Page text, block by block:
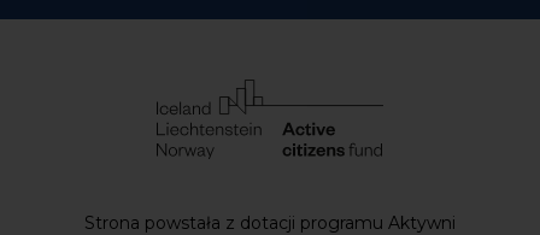
Strona powstała z dotacji programu Aktywni